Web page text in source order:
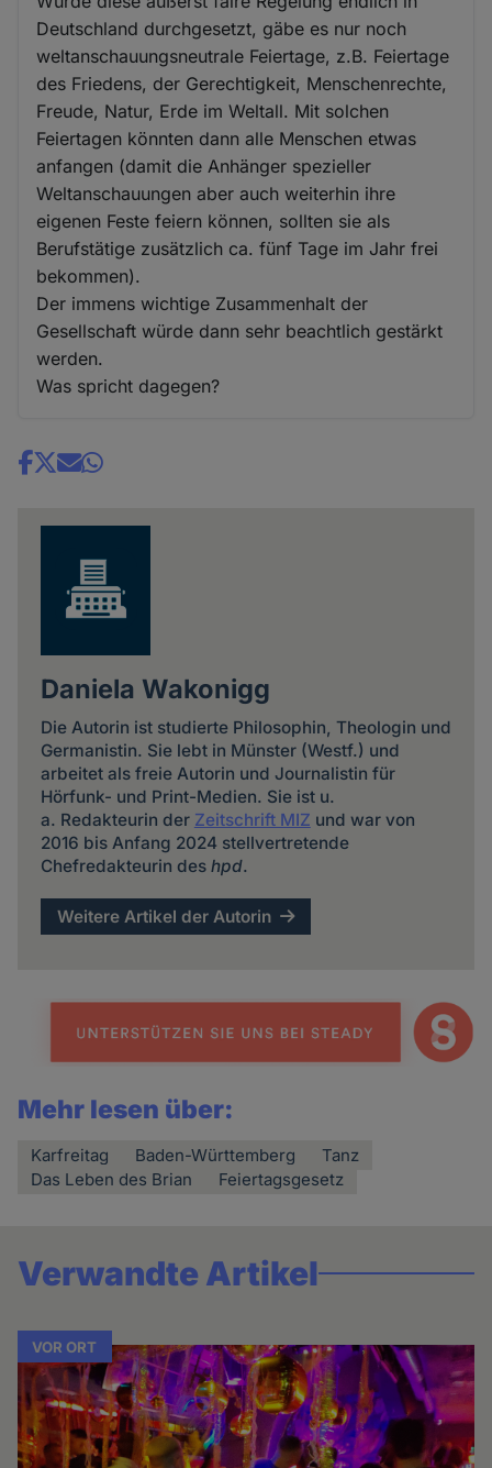
Deutschland durchgesetzt, gäbe es nur noch
weltanschauungsneutrale Feiertage, z.B. Feiertage
des Friedens, der Gerechtigkeit, Menschenrechte,
Freude, Natur, Erde im Weltall. Mit solchen
Feiertagen könnten dann alle Menschen etwas
anfangen (damit die Anhänger spezieller
Weltanschauungen aber auch weiterhin ihre
eigenen Feste feiern können, sollten sie als
Berufstätige zusätzlich ca. fünf Tage im Jahr frei
bekommen).
Der immens wichtige Zusammenhalt der
Gesellschaft würde dann sehr beachtlich gestärkt
werden.
Was spricht dagegen?
Share
Daniela Wakonigg
Die Autorin ist studierte Philosophin, Theologin und
Germanistin. Sie lebt in Münster (Westf.) und
arbeitet als freie Autorin und Journalistin für
Hörfunk- und Print-Medien. Sie ist u.
a. Redakteurin der Zeitschrift MIZ und war von
2016 bis Anfang 2024 stellvertretende
Chefredakteurin des hpd.
Weitere Artikel der Autorin
Mehr lesen über:
Karfreitag Baden-Württemberg
Tanz
Das Leben des Brian
Feiertagsgesetz
Verwandte Artikel
VOR ORT